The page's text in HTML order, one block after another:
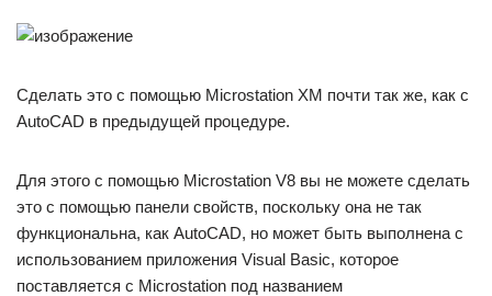
Сделать это с помощью Microstation XM почти так же, как с
AutoCAD в предыдущей процедуре.
Для этого с помощью Microstation V8 вы не можете сделать
это с помощью панели свойств, поскольку она не так
функциональна, как AutoCAD, но может быть выполнена с
использованием приложения Visual Basic, которое
поставляется с Microstation под названием